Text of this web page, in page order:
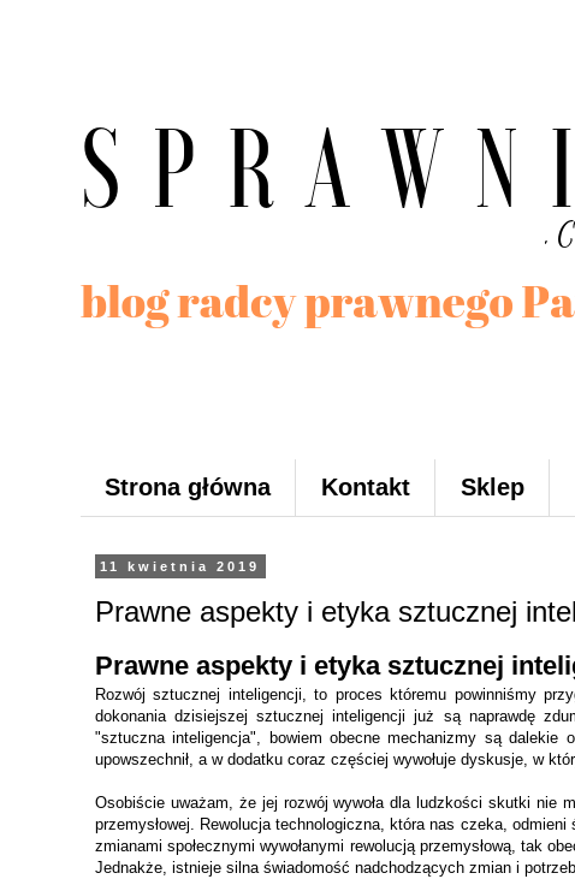
Strona główna Kontakt Sklep
11 kwietnia 2019
Prawne aspekty i etyka sztucznej
Prawne aspekty i etyka sztucznej
Rozwój sztucznej inteligencji, to proces któremu powinniśmy
dokonania dzisiejszej sztucznej inteligencji już są naprawdę
"sztuczna inteligencja", bowiem obecne mechanizmy są
upowszechnił, a w dodatku coraz częściej wywołuje dyskusje, w
Osobiście uważam, że jej rozwój wywoła dla ludzkości skutki nie
przemysłowej. Rewolucja technologiczna, która nas czeka,
zmianami społecznymi wywołanymi rewolucją przemysłową, tak
Jednakże, istnieje silna świadomość nadchodzących zmian i